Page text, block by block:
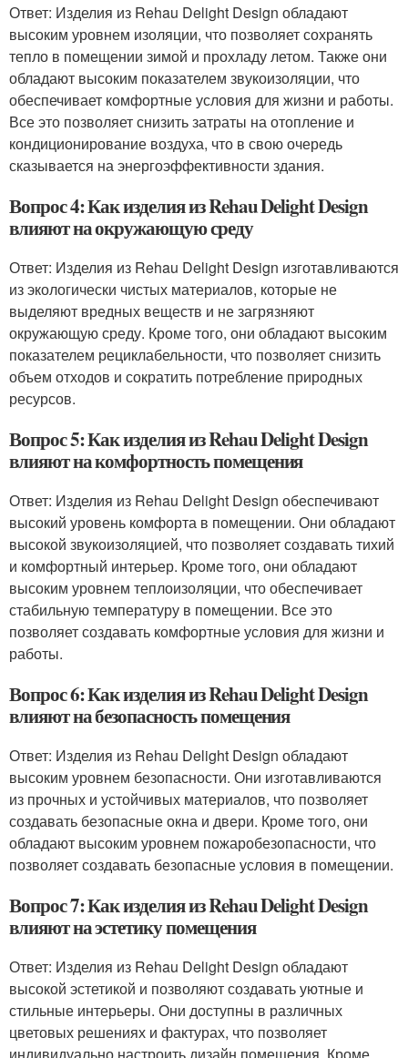
Ответ: Изделия из Rehau Delight Design обладают
высоким уровнем изоляции, что позволяет сохранять
тепло в помещении зимой и прохладу летом. Также они
обладают высоким показателем звукоизоляции, что
обеспечивает комфортные условия для жизни и работы.
Все это позволяет снизить затраты на отопление и
кондиционирование воздуха, что в свою очередь
сказывается на энергоэффективности здания.
Вопрос 4: Как изделия из Rehau Delight Design
влияют на окружающую среду
Ответ: Изделия из Rehau Delight Design изготавливаются
из экологически чистых материалов, которые не
выделяют вредных веществ и не загрязняют
окружающую среду. Кроме того, они обладают высоким
показателем рециклабельности, что позволяет снизить
объем отходов и сократить потребление природных
ресурсов.
Вопрос 5: Как изделия из Rehau Delight Design
влияют на комфортность помещения
Ответ: Изделия из Rehau Delight Design обеспечивают
высокий уровень комфорта в помещении. Они обладают
высокой звукоизоляцией, что позволяет создавать тихий
и комфортный интерьер. Кроме того, они обладают
высоким уровнем теплоизоляции, что обеспечивает
стабильную температуру в помещении. Все это
позволяет создавать комфортные условия для жизни и
работы.
Вопрос 6: Как изделия из Rehau Delight Design
влияют на безопасность помещения
Ответ: Изделия из Rehau Delight Design обладают
высоким уровнем безопасности. Они изготавливаются
из прочных и устойчивых материалов, что позволяет
создавать безопасные окна и двери. Кроме того, они
обладают высоким уровнем пожаробезопасности, что
позволяет создавать безопасные условия в помещении.
Вопрос 7: Как изделия из Rehau Delight Design
влияют на эстетику помещения
Ответ: Изделия из Rehau Delight Design обладают
высокой эстетикой и позволяют создавать уютные и
стильные интерьеры. Они доступны в различных
цветовых решениях и фактурах, что позволяет